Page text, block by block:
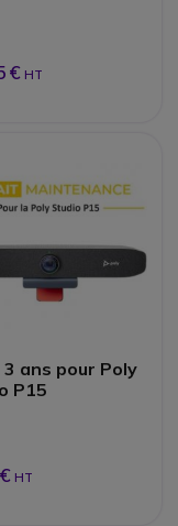
€ HT
3 ans pour Poly
P15
HT